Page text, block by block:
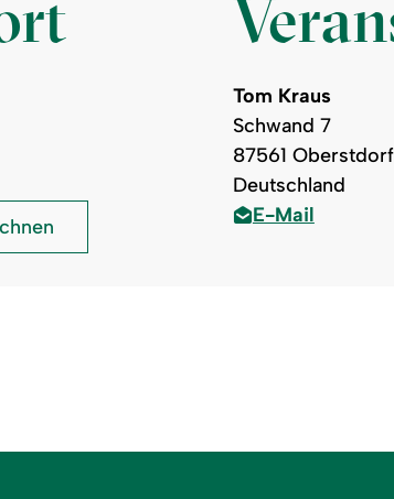
Tom Kraus
Schwand 7
87561 Oberstdorf
Deutschland
E-Mail